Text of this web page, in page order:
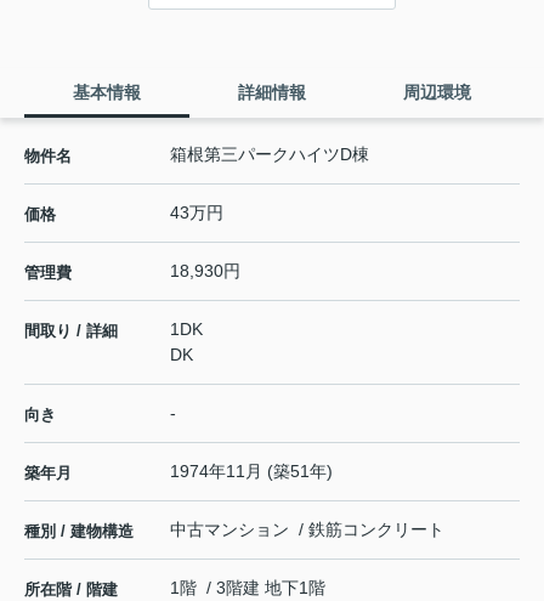
基本情報 詳細情報 周辺環境
物件名 箱根第三パークハイツD棟
価格 43万円
管理費 18,930円
間取り / 詳細
1DK
DK
向き -
築年月 1974年11月 (築51年)
種別 / 建物構造 中古マンション / 鉄筋コンクリート
所在階 / 階建 1階 / 3階建 地下1階